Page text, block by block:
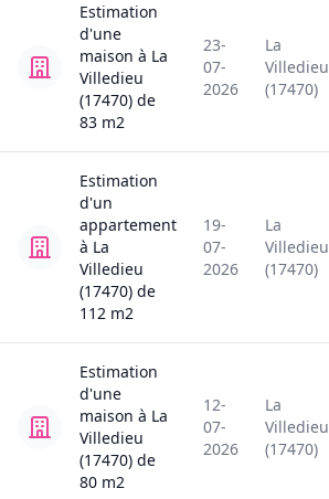
Estimation
d'une
maison à La
Villedieu
(17470) de
83 m2
23-
07-
2026
La
Villedieu
(17470)
Estimation
d'un
appartement
à La
Villedieu
(17470) de
112 m2
19-
07-
2026
La
Villedieu
(17470)
Estimation
d'une
maison à La
Villedieu
(17470) de
80 m2
12-
07-
2026
La
Villedieu
(17470)